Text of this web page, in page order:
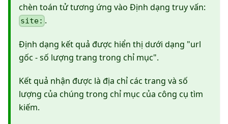
chèn toán tử tương ứng vào Định dạng truy vấn:
site: .
Định dạng kết quả được hiển thị dưới dạng "url
gốc - số lượng trang trong chỉ mục".
Kết quả nhận được là địa chỉ các trang và số
lượng của chúng trong chỉ mục của công cụ tìm
kiếm.